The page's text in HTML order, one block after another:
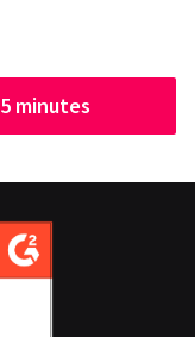
minutes